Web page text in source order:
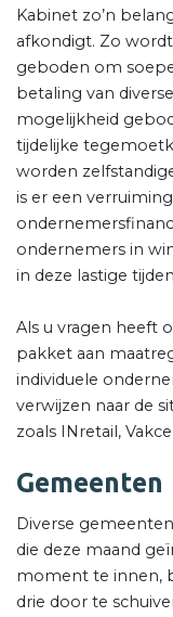
Kabinet zo’n
afkondigt. Zo
geboden om
betaling van
mogelijkheid
tijdelijke
worden
is er een
ondernemers in
in deze lastige
Als u vragen heeft
pakket aan
individuele
verwijzen naar de
zoals INretail,
Gemeenten
Diverse
die deze maand
moment te innen,
drie door te